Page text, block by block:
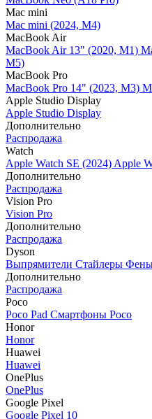
Mac mini
Mac mini (2024, M4)
MacBook Air
MacBook Air 13" (2020, M1)
M5)
MacBook Pro
MacBook Pro 14" (2023, M3)
Apple Studio Display
Apple Studio Display
Дополнительно
Распродажа
Watch
Apple Watch SE (2024) Apple
Дополнительно
Распродажа
Vision Pro
Vision Pro
Дополнительно
Распродажа
Dyson
Выпрямители Стайлеры
Дополнительно
Распродажа
Poco
Poco Pad Смартфоны Poco
Honor
Honor
Huawei
Huawei
OnePlus
OnePlus
Google Pixel
Google Pixel 10